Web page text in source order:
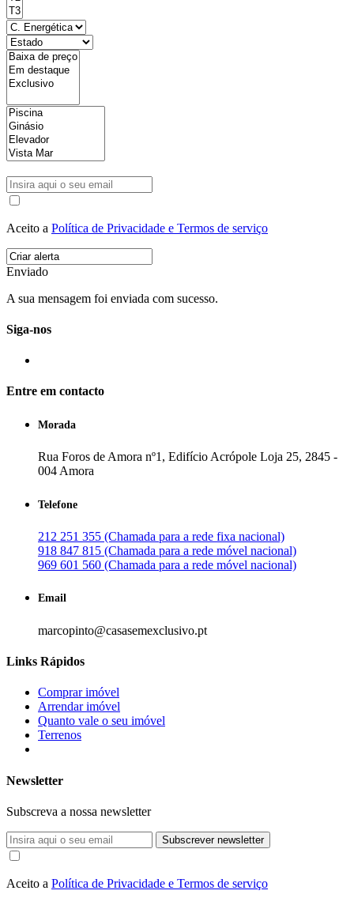
Aceito a Política de Privacidade e Termos de serviço
Enviado
A sua mensagem foi enviada com sucesso.
Siga-nos
Entre em contacto
Morada
Rua Foros de Amora nº1, Edifício Acrópole Loja 25, 2845 -
004 Amora
Telefone
212 251 355 (Chamada para a rede fixa nacional)
918 847 815 (Chamada para a rede móvel nacional)
969 601 560 (Chamada para a rede móvel nacional)
Email
marcopinto@casasemexclusivo.pt
Links Rápidos
Comprar imóvel
Arrendar imóvel
Quanto vale o seu imóvel
Terrenos
Newsletter
Subscreva a nossa newsletter
Subscrever newsletter
Aceito a Política de Privacidade e Termos de serviço